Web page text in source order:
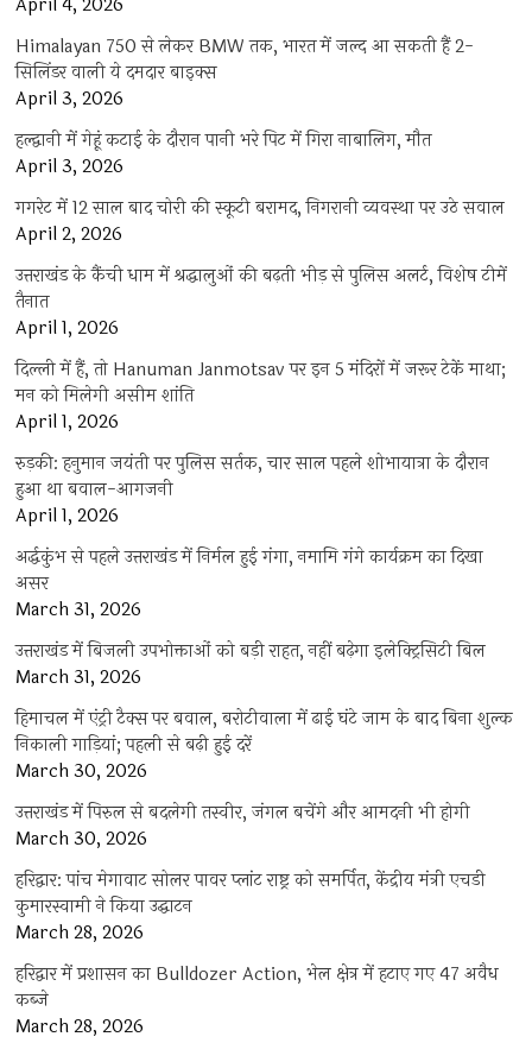
April 4, 2026
Himalayan 750 से लेकर BMW तक, भारत में जल्द आ सकती हैं 2-
सिलिंडर वाली ये दमदार बाइक्स
April 3, 2026
हल्द्वानी में गेहूं कटाई के दौरान पानी भरे पिट में गिरा नाबालिग, मौत
April 3, 2026
गगरेट में 12 साल बाद चोरी की स्कूटी बरामद, निगरानी व्यवस्था पर उठे सवाल
April 2, 2026
उत्तराखंड के कैंची धाम में श्रद्धालुओं की बढ़ती भीड़ से पुलिस अलर्ट, विशेष टीमें
तैनात
April 1, 2026
दिल्ली में हैं, तो Hanuman Janmotsav पर इन 5 मंदिरों में जरूर टेकें माथा;
मन को मिलेगी असीम शांति
April 1, 2026
रुड़की: हनुमान जयंती पर पुलिस सर्तक, चार साल पहले शोभायात्रा के दौरान
हुआ था बवाल-आगजनी
April 1, 2026
अर्द्धकुंभ से पहले उत्तराखंड में निर्मल हुई गंगा, नमामि गंगे कार्यक्रम का दिखा
असर
March 31, 2026
उत्तराखंड में बिजली उपभोक्ताओं को बड़ी राहत, नहीं बढ़ेगा इलेक्ट्रिसिटी बिल
March 31, 2026
हिमाचल में एंट्री टैक्स पर बवाल, बरोटीवाला में ढाई घंटे जाम के बाद बिना शुल्क
निकाली गाड़ियां; पहली से बढ़ी हुई दरें
March 30, 2026
उत्तराखंड में पिरुल से बदलेगी तस्वीर, जंगल बचेंगे और आमदनी भी होगी
March 30, 2026
हरिद्वार: पांच मेगावाट सोलर पावर प्लांट राष्ट्र को समर्पित, केंद्रीय मंत्री एचडी
कुमारस्वामी ने किया उद्घाटन
March 28, 2026
हरिद्वार में प्रशासन का Bulldozer Action, भेल क्षेत्र में हटाए गए 47 अवैध
कब्जे
March 28, 2026